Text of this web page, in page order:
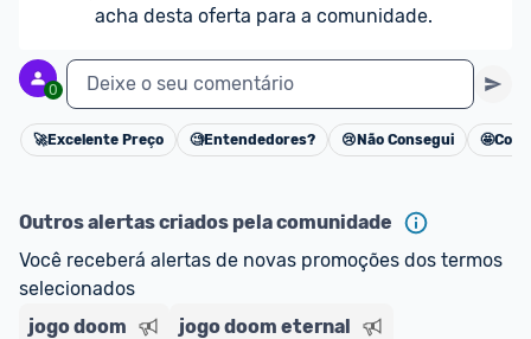
acha desta oferta para a comunidade.
0 Deixe o seu comentário
Cancelar
🚀Excelente Preço 🧐Entendedores? 😢 Não Consegui 🤩
Outros alertas criados pela comunidade
Você receberá alertas de novas promoções dos termos
selecionados
jogo doom
jogo doom eternal